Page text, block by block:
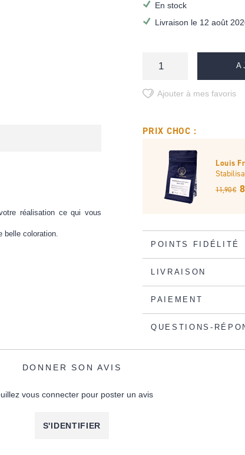
En stock
Livraison le 12 août
Ajouter à mes favoris
réalisation ce qui vous
belle coloration.
PRIX CHOC :
Louis
11,90 €
POINTS FIDÉLITÉ
LIVRAISON
PAIEMENT
QUESTIONS-
DONNER SON AVIS
vous connecter pour poster un avis
S'IDENTIFIER